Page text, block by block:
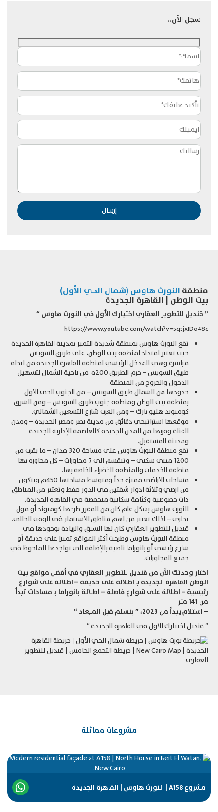
سجل الآن..
منطقة النورث هاوس (شمال الحي الأول)
بيت الوطن | القاهرة الجديدة
”قنديل للتطوير العقاري اختيارك الأول في النورث هاوس “
https://www.youtube.com/watch?v=sqsjxIDo48c
تقع النورث هاوس بمنطقة شديدة التميز بمدينة القاهرة الجديدة
حيث تعتبر امتداد لمنطقة بيت الوطن، على طريق السويس
مباشرة وهي المدخل الرئيسي لمنطقه القاهرة الجديدة من اتجاه
طريق السويس – حرم الطريق 200م من ناحية الشمال لتسهيل
الدخول والخروج من المنطقة.
حدودها من الشمال طريق السويس – من الجنوب الحي الاول
بمنطقة بيت الوطن ومنطقة جنوب طريق السويس – ومن الشرق
كومبوند هليو بارك – ومن الغرب شارع التسعين الشمالي.
موقعها استراتيجي دقائق من مدينة نصر ومصر الجديدة – ومدن
القناة وقربها من المدن الجديدة كالعاصمة الإدارية الجديدة
ومدينة المستقبل.
تقع منطقة النورث هاوس على مساحة 320 فدان – ما يقرب من
1200 مبنى سكنى – وتنقسم الى 7 مجاورات – كل مجاوره بها
منطقة الخدمات والمنطقة الخضراء الخاصة بها.
مساحات الاراضي مميزة جداً ومتوسط مساحتها 450م وتتكون
من ارضي وثلاثة ادوار شقتين في الدور فقط وتعتبر من المناطق
ذات خصوصية وكثافة سكانية منخفضة في القاهره الجديدة.
النورث هاوس بشكل عام كان من المقرر طرحها كومبوند أو مول
تجاري – لذلك تعتبر من اهم مناطق الاستثمار في الوقت الحالي.
قنديل للتطوير العقاري كان لها السبق والريادة بوجودها في
منطقة النورث هاوس وطرحت أكثر المواقع تميزا على حديقة أو
شارع رئيسي أو بانوراما ناصية بالإضافة الى تواجدها الملحوظ في
جميع المجاورات.
اختار وحدتك الآن من قنديل للتطوير العقاري في أفضل مواقع بيت
الوطن القاهرة الجديدة بـ اطلالة على حديقة – اطلالة على شوارع
رئيسية – اطلالة على شوارع فاصلة – اطلالة بانوراما بـ مساحات تبدأ
من 141 متر
– استلام يبدأ من 2023، ” بنسلم قبل الميعاد “
” قنديل اختيارك الاول في القاهرة الجديدة “
مشروعات مماثلة
مشروع A158 | النورث هاوس | القاهرة الجديدة